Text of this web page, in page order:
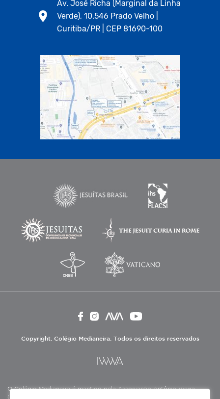
Av. José Richa (Marginal da Linha
Verde), 10.546 Prado Velho |
Curitiba/PR | CEP 81690-100
Copyright. Colégio Medianeira. Todos os direitos reservados
O Colégio Medianeira é mantido pela Associação Antônio Vieira
(ASAV), instituição de direito privado sem fins lucrativos, filantrópica,